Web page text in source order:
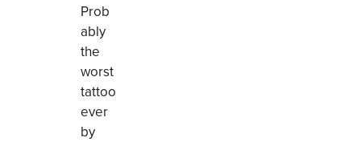
Prob
ably
the
worst
tattoo
ever
by